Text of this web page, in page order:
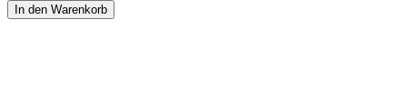
In den Warenkorb